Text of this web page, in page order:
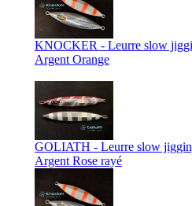
KNOCKER - Leurre slow
Argent Orange
GOLIATH - Leurre slow
Argent Rose rayé